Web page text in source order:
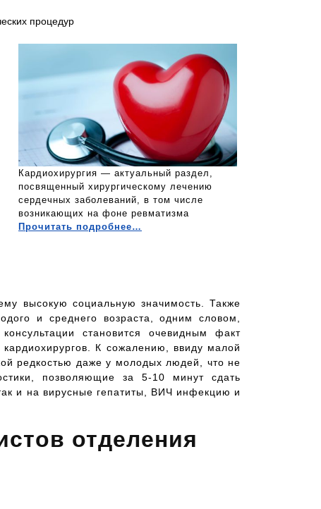
процедур
Кардиохирургия — актуальный раздел,
посвященный хирургическому лечению
сердечных заболеваний, в том числе
возникающих на фоне ревматизма
Прочитать подробнее…
высокую социальную значимость. Также
и среднего возраста, одним словом,
становится очевидным факт
К сожалению, ввиду малой
редкостью даже у молодых людей, что не
позволяющие за 5-10 минут сдать
и на вирусные гепатиты, ВИЧ инфекцию и
отделения